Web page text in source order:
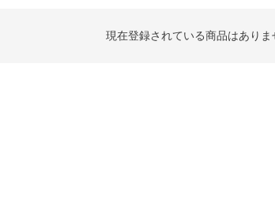
現在登録されている商品はありま